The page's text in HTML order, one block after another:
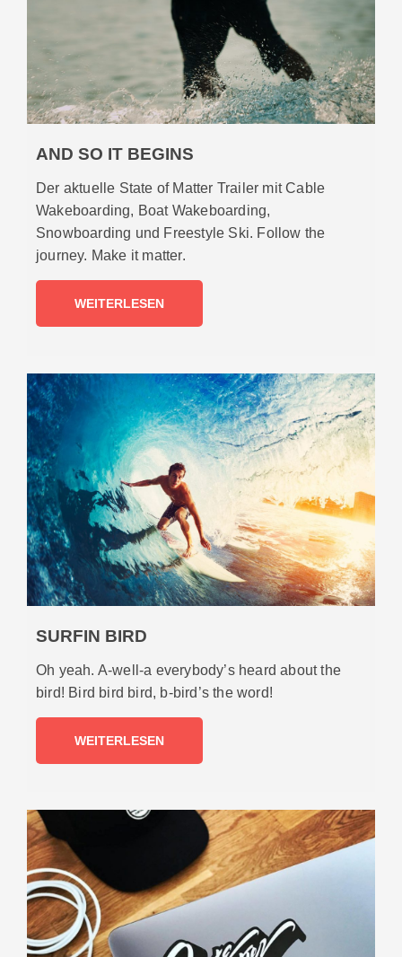
AND SO IT BEGINS
Der aktuelle State of Matter Trailer mit Cable
Wakeboarding, Boat Wakeboarding,
Snowboarding und Freestyle Ski. Follow the
journey. Make it matter.
WEITERLESEN
SURFIN BIRD
Oh yeah. A-well-a everybody’s heard about the
bird! Bird bird bird, b-bird’s the word!
WEITERLESEN